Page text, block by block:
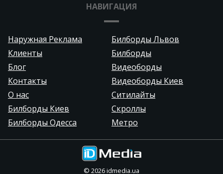
НАВИГАЦИЯ
Наружная Реклама
Билборды Львов
Клиенты
Билборды
Блог
Видеоборды
Контакты
Видеоборды Киев
О нас
Ситилайты
Билборды Киев
Скроллы
Билборды Одесса
Метро
© 2026idmedia.ua